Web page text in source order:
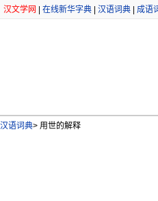
汉文学网 在线新华字典 汉语词典 成语
汉语词典> 用世的解释